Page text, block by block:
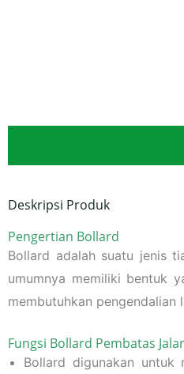
Deskripsi Produk
Pengertian Bollard
Bollard adalah suatu jenis
umumnya memiliki bentuk
membutuhkan
Fungsi Bollard Pembatas
Bollard digunakan untuk